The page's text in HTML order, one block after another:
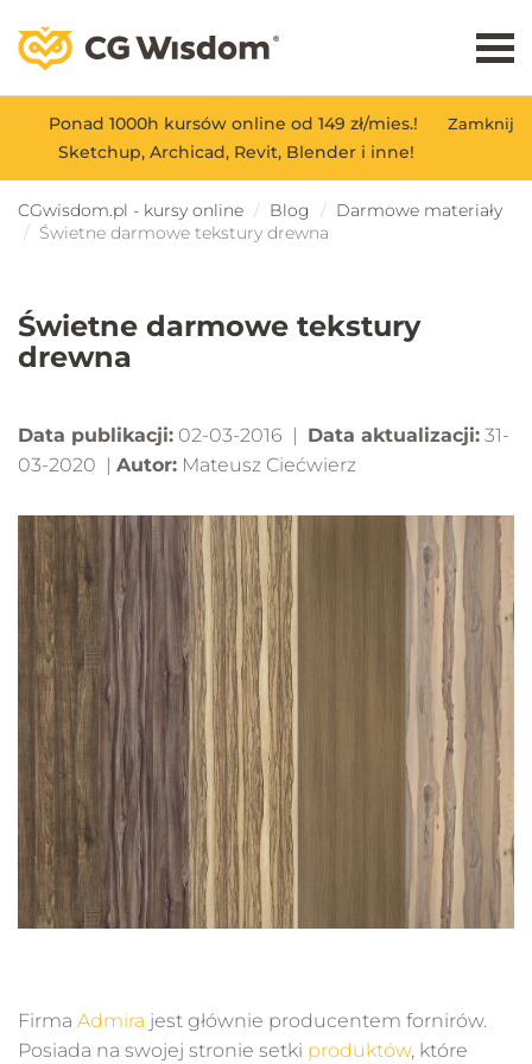
Zamknij
Ponad 1000h kursów online od 149 zł/mies.!
Sketchup, Archicad, Revit, Blender i inne!
CGwisdom.pl - kursy online Blog
Darmowe materiały
Świetne darmowe tekstury drewna
Świetne darmowe tekstury
drewna
Data publikacji: 02-03-2016 | Data aktualizacji: 31-
03-2020 | Autor: Mateusz Ciećwierz
Firma Admira jest głównie producentem fornirów.
Posiada na swojej stronie setki produktów, które